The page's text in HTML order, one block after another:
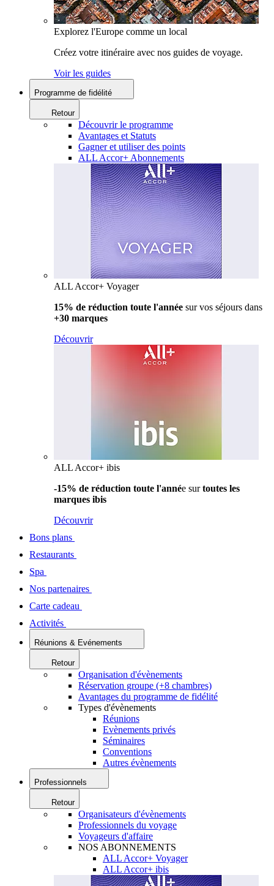
Explorez l'Europe comme un local
Créez votre itinéraire avec nos guides de voyage.
Voir les guides
Programme de fidélité
Retour
Découvrir le programme
Avantages et Statuts
Gagner et utiliser des points
ALL Accor+ Abonnements
ALL Accor+ Voyager
15% de réduction toute l'année sur vos séjours dans
+30 marques
Découvrir
ALL Accor+ ibis
-15% de réduction toute l'année surtoutes les
marques ibis
Découvrir
Bons plans
Restaurants
Spa
Nos partenaires
Carte cadeau
Activités
Réunions & Evénements
Retour
Organisation d'évènements
Réservation groupe (+8 chambres)
Avantages du programme de fidélité
Types d'évènements
Réunions
Evènements privés
Séminaires
Conventions
Autres évènements
Professionnels
Retour
Organisateurs d'évènements
Professionnels du voyage
Voyageurs d'affaire
NOS ABONNEMENTS
ALL Accor+ Voyager
ALL Accor+ ibis